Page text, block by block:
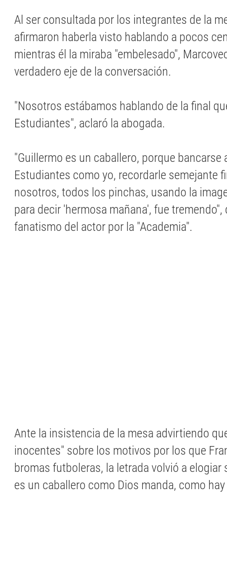
Al ser consultada por los integrantes de la
afirmaron haberla visto hablando a pocos
mientras él la miraba "embelesado",
verdadero eje de la conversación.
"Nosotros estábamos hablando de la final
Estudiantes", aclaró la abogada.
"Guillermo es un caballero, porque bancarse
Estudiantes como yo, recordarle semejante
nosotros, todos los pinchas, usando la
para decir 'hermosa mañana', fue
fanatismo del actor por la "Academia".
Ante la insistencia de la mesa advirtiendo
inocentes" sobre los motivos por los que
bromas futboleras, la letrada volvió a elogiar
es un caballero como Dios manda, como